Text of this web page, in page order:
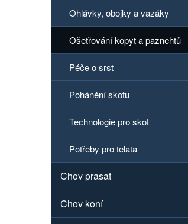
Ohlávky, obojky a vazáky
Ošetřování kopyt a paznehtů
Péče o srst
Pohánění skotu
Technologie pro skot
Potřeby pro telata
Chov prasat
Chov koní